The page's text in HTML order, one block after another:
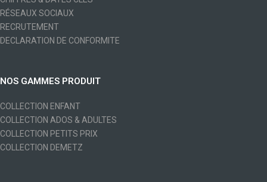
RÉSEAUX SOCIAUX
RECRUTEMENT
DECLARATION DE CONFORMITE
NOS GAMMES PRODUIT
COLLECTION ENFANT
COLLECTION ADOS & ADULTES
COLLECTION PETITS PRIX
COLLECTION DEMETZ